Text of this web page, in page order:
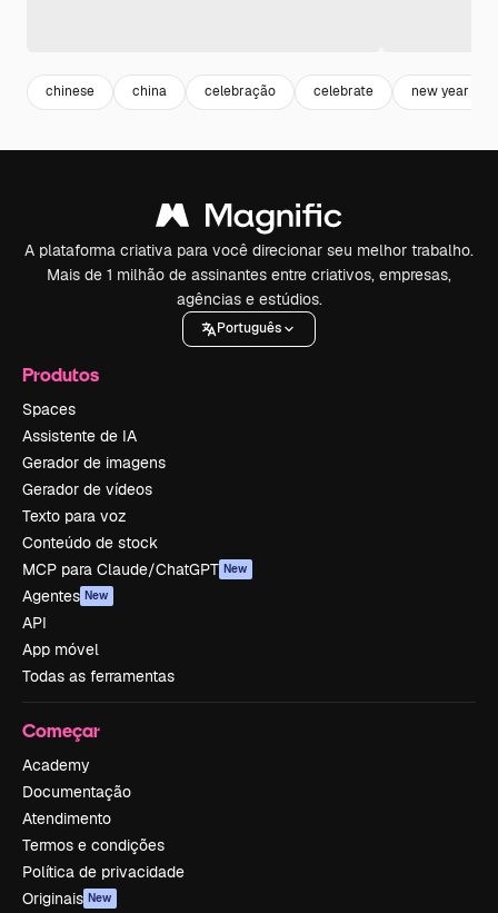
chinese china celebração celebrate new year
A plataforma criativa para você direcionar seu melhor trabalho.
Mais de 1 milhão de assinantes entre criativos, empresas,
agências e estúdios.
Português
Produtos
Spaces
Assistente de IA
Gerador de imagens
Gerador de vídeos
Texto para voz
Conteúdo de stock
MCP para Claude/ChatGPT New
Agentes New
API
App móvel
Todas as ferramentas
Começar
Academy
Documentação
Atendimento
Termos e condições
Política de privacidade
Originais New